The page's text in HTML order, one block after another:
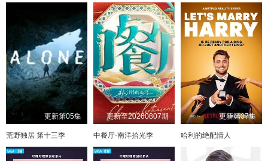
更新第05集
荒野独居 第十三季
更新至20260807期
中餐厅·南洋拾光季
更新第07集
哈利的绝配情人